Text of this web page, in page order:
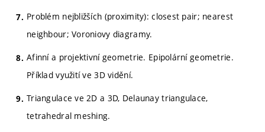
Problém nejbližších (proximity): closest pair; nearest
neighbour; Voroniovy diagramy.
Afinní a projektivní geometrie. Epipolární geometrie.
Příklad využití ve 3D vidění.
Triangulace ve 2D a 3D, Delaunay triangulace,
tetrahedral meshing.